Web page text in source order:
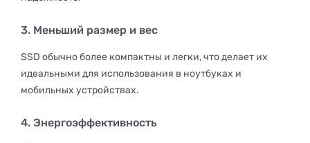
3. Меньший размер и вес
SSD обычно более компактны и легки, что делает их
идеальными для использования в ноутбуках и
мобильных устройствах.
4. Энергоэффективность